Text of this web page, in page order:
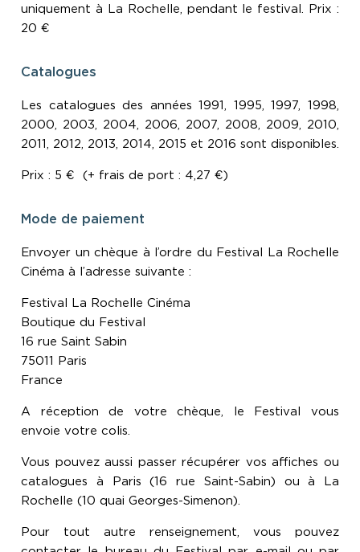
uniquement à La Rochelle, pendant le festival. Prix :
20 €
Catalogues
Les catalogues des années 1991, 1995, 1997, 1998,
2000, 2003, 2004, 2006, 2007, 2008, 2009, 2010,
2011, 2012, 2013, 2014, 2015 et 2016 sont disponibles.
Prix : 5 € (+ frais de port : 4,27 €)
Mode de paiement
Envoyer un chèque à l’ordre du Festival La Rochelle
Cinéma à l’adresse suivante :
Festival La Rochelle Cinéma
Boutique du Festival
16 rue Saint Sabin
75011 Paris
France
A réception de votre chèque, le Festival vous
envoie votre colis.
Vous pouvez aussi passer récupérer vos affiches ou
catalogues à Paris (16 rue Saint-Sabin) ou à La
Rochelle (10 quai Georges-Simenon).
Pour tout autre renseignement, vous pouvez